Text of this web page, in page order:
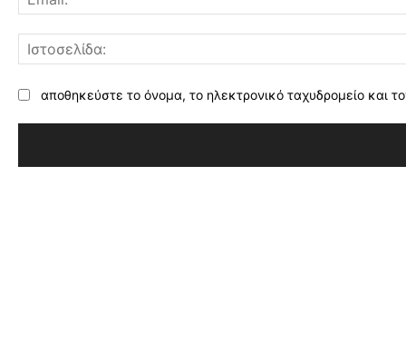
αποθηκεύστε το όνομα, το ηλεκτρονικό ταχυδρομείο και